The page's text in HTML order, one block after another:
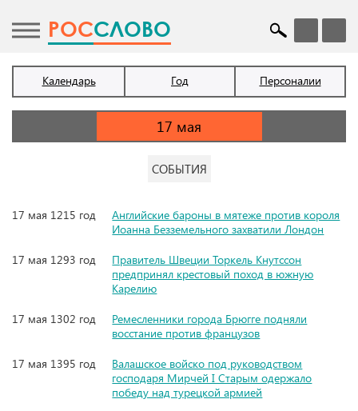
POCСЛОВО
Календарь Год Персоналии
СОБЫТИЯ
17 мая 1215 год
Английские бароны в мятеже против короля
Иоанна Безземельного захватили Лондон
17 мая 1293 год
Правитель Швеции Торкель Кнутссон
предпринял крестовый поход в южную
Карелию
17 мая 1302 год
Ремесленники города Брюгге подняли
восстание против французов
17 мая 1395 год
Валашское войско под руководством
господаря Мирчей I Старым одержало
победу над турецкой армией